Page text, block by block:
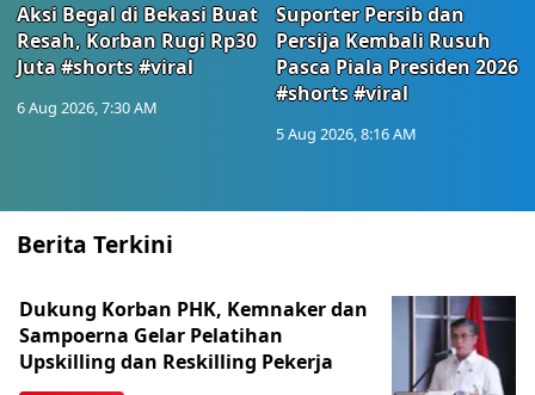
Aksi Begal di Bekasi Buat
Resah, Korban Rugi Rp30
Juta #shorts #viral
6 Aug 2026, 7:30 AM
Suporter Persib dan
Persija Kembali Rusuh
Pasca Piala Presiden 2026
#shorts #viral
5 Aug 2026, 8:16 AM
Berita Terkini
Dukung Korban PHK, Kemnaker dan
Sampoerna Gelar Pelatihan
Upskilling dan Reskilling Pekerja